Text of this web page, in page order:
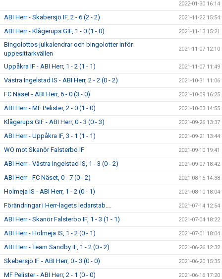
2022-01-30 16:14
ABI Herr - Skabersjö IF, 2 - 6 (2 - 2) 2021-11-22 15:54
ABI Herr - Klågerups GIF, 1 - 0 (1 - 0) 2021-11-13 15:21
Bingolottos julkalendrar och bingolotter inför
uppesittarkvällen
2021-11-07 12:10
Uppåkra IF - ABI Herr, 1 - 2 (1 - 1) 2021-11-07 11:49
Västra Ingelstad IS - ABI Herr, 2 - 2 (0 - 2) 2021-10-31 11:06
FC Näset - ABI Herr, 6 - 0 (3 - 0) 2021-10-09 16:25
ABI Herr - MF Pelister, 2 - 0 (1 - 0) 2021-10-03 14:55
Klågerups GIF - ABI Herr, 0 - 3 (0 - 3) 2021-09-26 13:37
ABI Herr - Uppåkra IF, 3 - 1 (1 - 1) 2021-09-21 13:44
WO mot Skanör Falsterbo IF 2021-09-10 19:41
ABI Herr - Västra Ingelstad IS, 1 - 3 (0 - 2) 2021-09-07 18:42
ABI Herr - FC Näset, 0 - 7 (0 - 2) 2021-08-15 14:38
Holmeja IS - ABI Herr, 1 - 2 (0 - 1) 2021-08-10 18:04
Förändringar i Herr-lagets ledarstab…. 2021-07-14 12:54
ABI Herr - Skanör Falsterbo IF, 1 - 3 (1 - 1) 2021-07-04 18:22
ABI Herr - Holmeja IS, 1 - 2 (0 - 1) 2021-07-01 18:04
ABI Herr - Team Sandby IF, 1 - 2 (0 - 2) 2021-06-26 12:32
Skebersjö IF - ABI Herr, 0 - 3 (0 - 0) 2021-06-20 15:35
MF Pelister - ABI Herr, 2 - 1 (0 - 0) 2021-06-16 17:20